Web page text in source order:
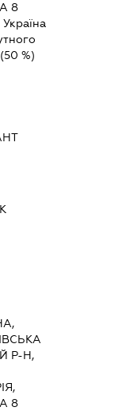
8
Україна
(50 %)
Р-Н,
8